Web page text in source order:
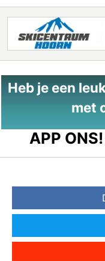
Heb je een
met
APP ONS!